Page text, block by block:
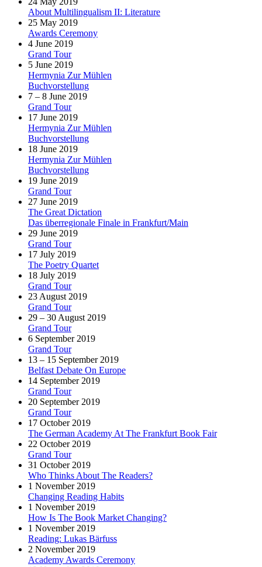
About Multilingualism II: Literature
25 May 2019
Awards Ceremony
4 June 2019
Grand Tour
5 June 2019
Hermynia Zur Mühlen
Buchvorstellung
7 – 8 June 2019
Grand Tour
17 June 2019
Hermynia Zur Mühlen
Buchvorstellung
18 June 2019
Hermynia Zur Mühlen
Buchvorstellung
19 June 2019
Grand Tour
27 June 2019
The Great Dictation
Das überregionale Finale in Frankfurt/Main
29 June 2019
Grand Tour
17 July 2019
The Poetry Quartet
18 July 2019
Grand Tour
23 August 2019
Grand Tour
29 – 30 August 2019
Grand Tour
6 September 2019
Grand Tour
13 – 15 September 2019
Belfast Debate On Europe
14 September 2019
Grand Tour
20 September 2019
Grand Tour
17 October 2019
The German Academy At The Frankfurt Book Fair
22 October 2019
Grand Tour
31 October 2019
Who Thinks About The Readers?
1 November 2019
Changing Reading Habits
1 November 2019
How Is The Book Market Changing?
1 November 2019
Reading: Lukas Bärfuss
2 November 2019
Academy Awards Ceremony